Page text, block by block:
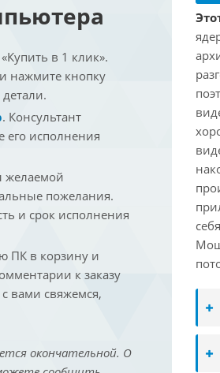
в 1 клик».
нажмите кнопку
. Консультант
его исполнения
желаемой
пожелания.
и срок исполнения
ПК в корзину и
к заказу
вами свяжемся,
окончательной. О